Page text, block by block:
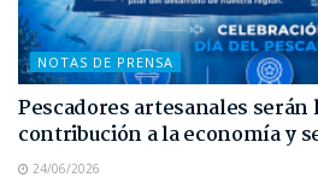
NOTAS DE PRENSA
Pescadores artesanales
contribución a la economía y
24/06/2026